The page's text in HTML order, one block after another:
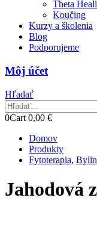
Theta
Koučing
Kurzy a školenia
Blog
Podporujeme
Môj účet
Hľadať
0Cart 0,00 €
Domov
Produkty
Fytoterapia,
Jahodová